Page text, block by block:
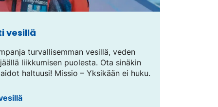
vesillä
turvallisemman vesillä, veden
liikkumisen puolesta. Ota sinäkin
haltuusi! Missio – Yksikään ei huku.